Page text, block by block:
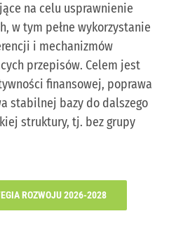
na celu usprawnienie
w tym pełne wykorzystanie
i mechanizmów
przepisów. Celem jest
finansowej, poprawa
stabilnej bazy do dalszego
struktury, tj. bez grupy
ROZWOJU 2026-2028